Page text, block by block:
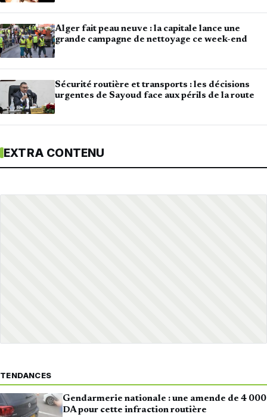
Alger fait peau neuve : la capitale lance une
grande campagne de nettoyage ce week-end
Sécurité routière et transports : les décisions
urgentes de Sayoud face aux périls de la route
EXTRA CONTENU
TENDANCES
Gendarmerie nationale : une amende de 4 000
DA pour cette infraction routière